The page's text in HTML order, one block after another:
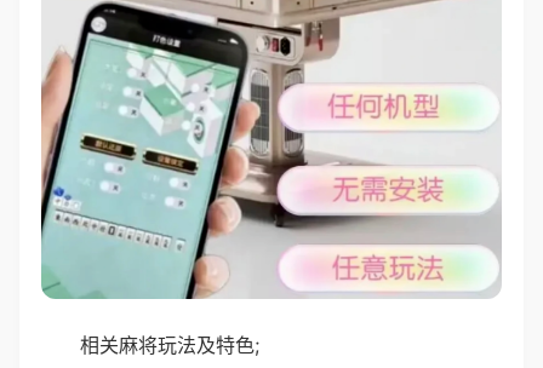
相关麻将玩法及特色;